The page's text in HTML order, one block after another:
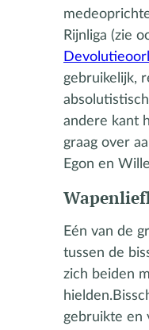
Rijnliga (zie
gebruikelijk,
andere kant
graag over
Egon en
Eén van de
tussen de
zich beiden
gebruikte en